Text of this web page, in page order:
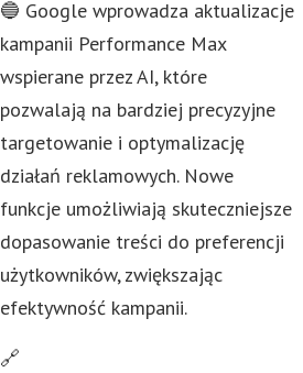
🔵 Google wprowadza aktualizacje
kampanii Performance Max
wspierane przez AI, które
pozwalają na bardziej precyzyjne
targetowanie i optymalizację
działań reklamowych. Nowe
funkcje umożliwiają skuteczniejsze
dopasowanie treści do preferencji
użytkowników, zwiększając
efektywność kampanii.
🔗